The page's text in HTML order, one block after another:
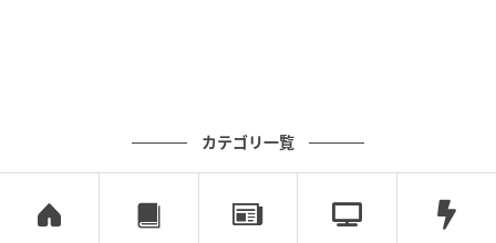
カテゴリ一覧